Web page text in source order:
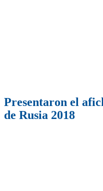
Presentaron el
de Rusia 2018